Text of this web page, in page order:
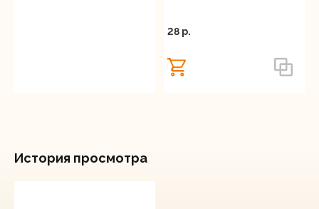
28 p.
История просмотра